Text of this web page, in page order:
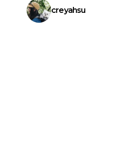
creyahsu